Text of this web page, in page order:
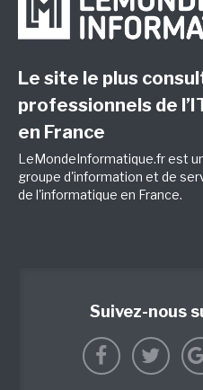
Le site le plus
professionnels de
en France
LeMondeInformatique.fr est
groupe d'information et de
de l'informatique en France.
Suivez-nous